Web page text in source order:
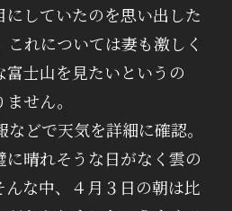
していたのを思い出した
れについては妻も激しく
士山を見たいというの
せん。
どで天気を詳細に確認。
に晴れそうな日がなく雲の
な中、４月３日の朝は比